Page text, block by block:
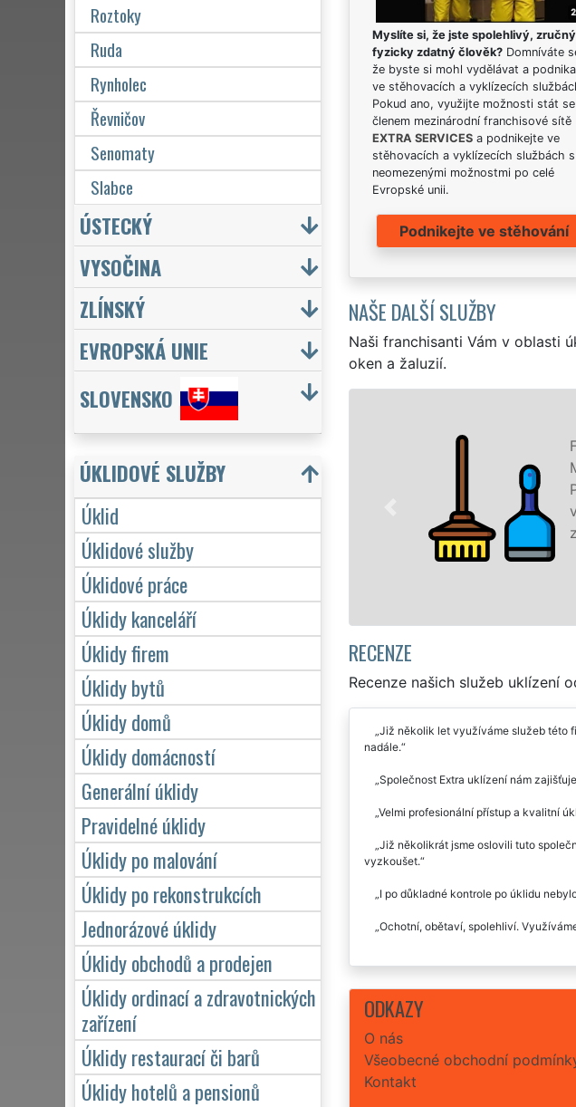
Myslíte si, že jste spolehlivý, zručný
fyzicky zdatný člověk?Domníváte
že byste si mohl vydělávat a
ve stěhovacích a vyklízecích
Pokud ano, využijte možnosti stát se
členem mezinárodní franchisové sítě
EXTRA SERVICESa podnikejte ve
stěhovacích a vyklízecích službách s
neomezenými možnostmi po celé
Evropské unii.
Podnikejte ve stěhování
NAŠE DALŠÍ SLUŽBY
Naši franchisanti Vám v oblasti
oken a žaluzií.
ÚKLID A ÚKLIDOVÉ SLUŽBY MUTĚJOVICE
Franchisová síť EXTRA UKLÍZENÍ zajišťuje v Mutějovicích
Mutějovic profesionální, kvalitní, ale levný úklid pro firmy
Poskytujeme náš servis 24 hodin denně, 7 dní v týdnu a
víkendů či státních svátků. Uklidíme vše, co zákazník
zárukou kvalitně odvedené práce.
RECENZE
Recenze našich služeb uklízení
Již několik let využíváme služeb této
nadále.
Společnost Extra uklízení nám
Velmi profesionální přístup a kvalitní
Již několikrát jsme oslovili tuto
vyzkoušet.
I po důkladné kontrole po úklidu
Ochotní, obětaví, spolehliví.
ODKAZY
O nás
Všeobecné obchodní
Kontakt
Roztoky
Ruda
Rynholec
Řevničov
Senomaty
Slabce
ÚSTECKÝ
VYSOČINA
ZLÍNSKÝ
EVROPSKÁ UNIE
SLOVENSKO
ÚKLIDOVÉ SLUŽBY
Úklid
Úklidové služby
Úklidové práce
Úklidy kanceláří
Úklidy firem
Úklidy bytů
Úklidy domů
Úklidy domácností
Generální úklidy
Pravidelné úklidy
Úklidy po malování
Úklidy po rekonstrukcích
Jednorázové úklidy
Úklidy obchodů a prodejen
Úklidy ordinací a zdravotnických
zařízení
Úklidy restaurací či barů
Úklidy hotelů a pensionů